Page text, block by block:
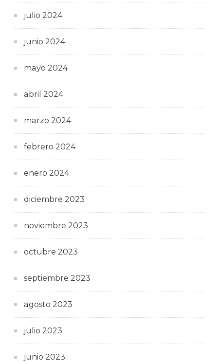
julio 2024
junio 2024
mayo 2024
abril 2024
marzo 2024
febrero 2024
enero 2024
diciembre 2023
noviembre 2023
octubre 2023
septiembre 2023
agosto 2023
julio 2023
junio 2023